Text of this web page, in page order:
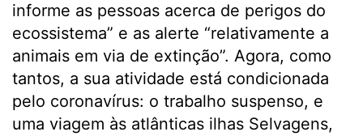
informe as pessoas acerca de perigos do
ecossistema” e as alerte “relativamente a
animais em via de extinção”. Agora, como
tantos, a sua atividade está condicionada
pelo coronavírus: o trabalho suspenso, e
uma viagem às atlânticas ilhas Selvagens,